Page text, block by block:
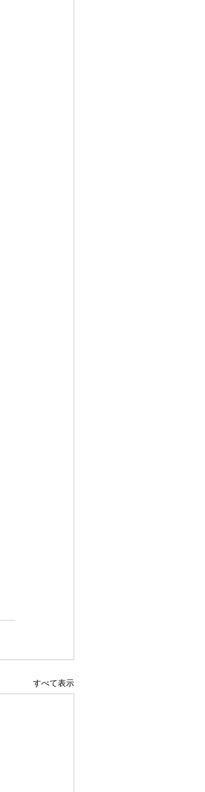
すべて表示